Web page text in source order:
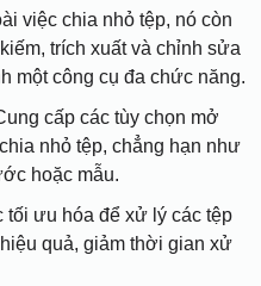
việc chia nhỏ tệp, nó còn
trích xuất và chỉnh sửa
một công cụ đa chức năng.
cấp các tùy chọn mở
nhỏ tệp, chẳng hạn như
hoặc mẫu.
ưu hóa để xử lý các tệp
quả, giảm thời gian xử